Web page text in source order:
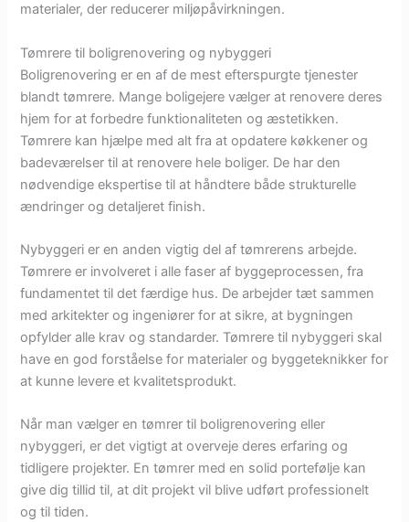
materialer, der reducerer miljøpåvirkningen.
Tømrere til boligrenovering og nybyggeri
Boligrenovering er en af de mest efterspurgte tjenester
blandt tømrere. Mange boligejere vælger at renovere deres
hjem for at forbedre funktionaliteten og æstetikken.
Tømrere kan hjælpe med alt fra at opdatere køkkener og
badeværelser til at renovere hele boliger. De har den
nødvendige ekspertise til at håndtere både strukturelle
ændringer og detaljeret finish.
Nybyggeri er en anden vigtig del af tømrerens arbejde.
Tømrere er involveret i alle faser af byggeprocessen, fra
fundamentet til det færdige hus. De arbejder tæt sammen
med arkitekter og ingeniører for at sikre, at bygningen
opfylder alle krav og standarder. Tømrere til nybyggeri skal
have en god forståelse for materialer og byggeteknikker for
at kunne levere et kvalitetsprodukt.
Når man vælger en tømrer til boligrenovering eller
nybyggeri, er det vigtigt at overveje deres erfaring og
tidligere projekter. En tømrer med en solid portefølje kan
give dig tillid til, at dit projekt vil blive udført professionelt
og til tiden.